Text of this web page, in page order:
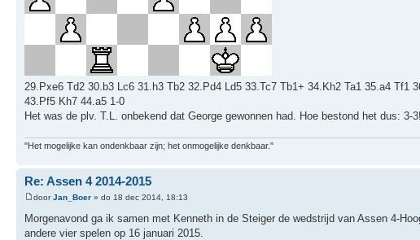
29.Pxe6 Td2 30.b3 Lc6 31.h3 Tb2 32.Pd4 Ld5 33.Tc7 Tb1+ 34.Kh2 Ta1 35.a4
43.Pf5 Kh7 44.a5 1-0
Het was de plv. T.L. onbekend dat George gewonnen had. Hoe bestond het dus:
"Het mogelijke kan ondenkbaar zijn; het onmogelijke denkbaar."
Re: Assen 4 2014-2015
doorJan_Boer » do 18 dec 2014, 18:13
Morgenavond ga ik samen met Kenneth in de Steiger de wedstrijd van Assen 4-
andere vier spelen op 16 januari 2015.